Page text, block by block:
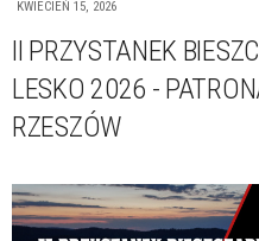
KWIECIEŃ 15, 2026
II PRZYSTANEK
LESKO 2026 -
RZESZÓW